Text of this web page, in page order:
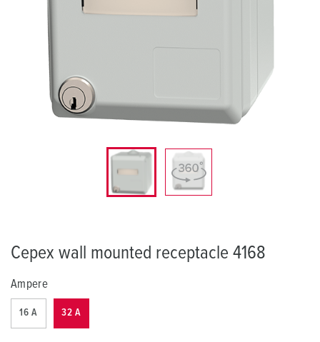
Cepex wall mounted receptacle 4168
Ampere
16 A 32 A